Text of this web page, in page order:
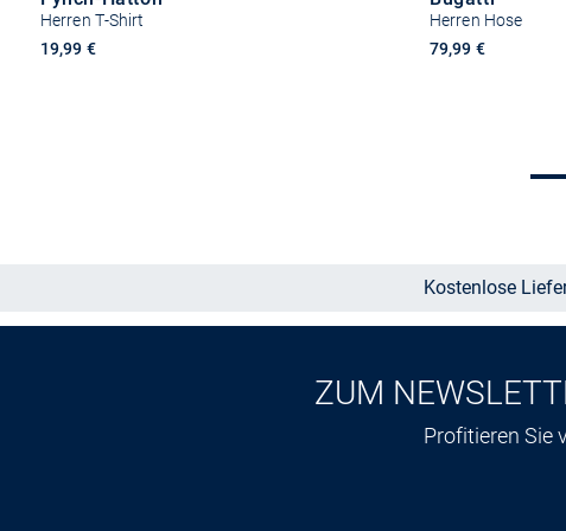
Herren T-Shirt
19,99 €
Herren Hose
79,99 €
Kostenlose
ZUM
Profitieren Sie